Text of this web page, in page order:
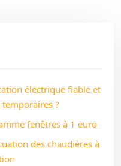
électrique fiable et
?
fenêtres à 1 euro
des chaudières à